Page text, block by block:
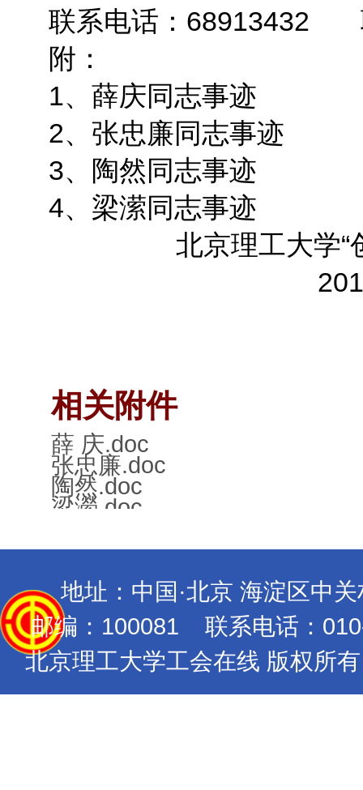
联系电话：68913432
附：
1、薛庆同志事迹
2、张忠廉同志事迹
3、陶然同志事迹
4、梁潆同志事迹
北京理工大学“
相关附件
薛 庆.doc
张忠廉.doc
陶然.doc
梁瀠.doc
地址：中国·北京 海淀区中
邮编：100081 联系电话：
北京理工大学工会在线 版权所